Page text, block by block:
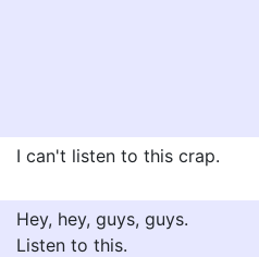
I can't listen to this crap.
Hey, hey, guys, guys.
Listen to this.